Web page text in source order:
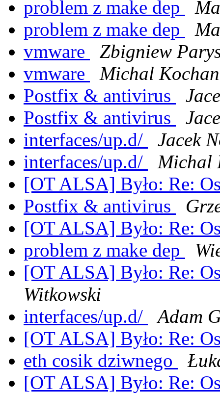
problem z make dep
problem z make dep
vmware
Zbigniew
vmware
Michal
Postfix & antivirus
Postfix & antivirus
interfaces/up.d/
Jacek
interfaces/up.d/
Michal
[OT ALSA] Było: Re:
Postfix & antivirus
[OT ALSA] Było: Re:
problem z make dep
[OT ALSA] Było: Re:
Witkowski
interfaces/up.d/
Adam
[OT ALSA] Było: Re:
eth cosik dziwnego
[OT ALSA] Było: Re: